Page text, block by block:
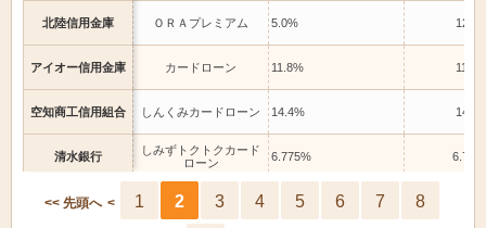
北陸信用金庫
アイオー信用金庫
空知商工信用組合
清水銀行
島根中央信用金庫
ＯＲＡプレミアム 5.0%
カードローン 11.8%
しんくみカードローン 14.4%
しみずトクトクカード
ローン
6.775%
きゃっする５００ 5.8%
<< 先頭へ < 1 2 3 4 5 6 7 8